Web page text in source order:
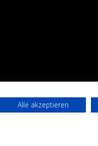
Alle akzeptieren